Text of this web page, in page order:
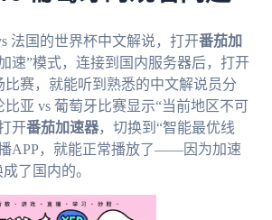
法国的世界杯中文解说，打开番茄加
速”模式，连接到国内服务器后，打开
比赛，就能听到熟悉的中文解说员分
亚 vs 葡萄牙比赛显示“当前地区不可
开番茄加速器，切换到“智能最优线
APP，就能正常播放了——因为加速
了国内的。